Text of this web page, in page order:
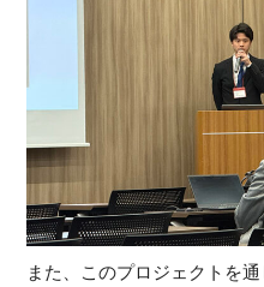
また、このプロジェクトを